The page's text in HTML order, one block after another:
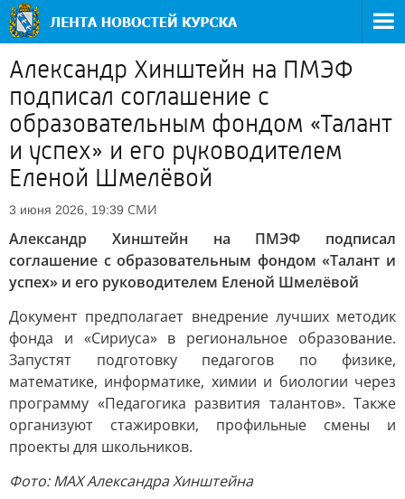
Александр Хинштейн на ПМЭФ
подписал соглашение с
образовательным фондом «Талант
и успех» и его руководителем
Еленой Шмелёвой
3 июня 2026, 19:39 СМИ
Александр Хинштейн на ПМЭФ подписал
соглашение с образовательным фондом «Талант и
успех» и его руководителем Еленой Шмелёвой
Документ предполагает внедрение лучших методик
фонда и «Сириуса» в региональное образование.
Запустят подготовку педагогов по физике,
математике, информатике, химии и биологии через
программу «Педагогика развития талантов». Также
организуют стажировки, профильные смены и
проекты для школьников.
Фото: MAX Александра Хинштейна